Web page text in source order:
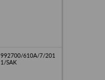
992700/610A/7/201
1/SAK